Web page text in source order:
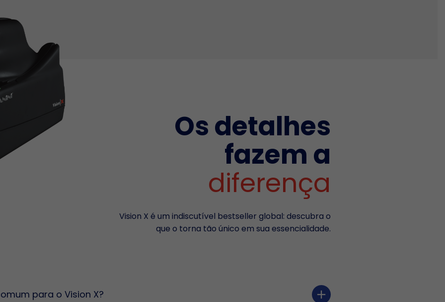
Os detalhes
fazem a
diferença
Vision X é um indiscutível bestseller global: descubra o
que o torna tão único em sua essencialidade.
para o Vision X? add